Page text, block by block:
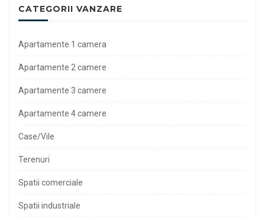
CATEGORII VANZARE
Apartamente 1 camera
Apartamente 2 camere
Apartamente 3 camere
Apartamente 4 camere
Case/Vile
Terenuri
Spatii comerciale
Spatii industriale